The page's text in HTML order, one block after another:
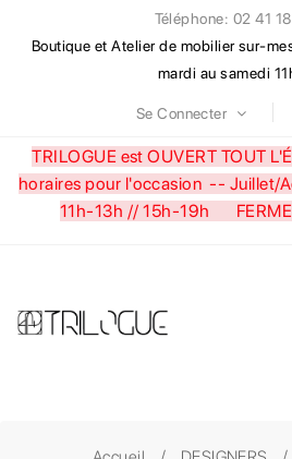
Téléphone: 02 41
Boutique et Atelier de mobilier sur-
mardi au samedi
Se Connecter
TRILOGUE est OUVERT TOUT
horaires pour l'occasion -- Juillet/
11h-13h // 15h-19h FERME